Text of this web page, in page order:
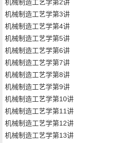
机械制造工艺学第2讲
机械制造工艺学第3讲
机械制造工艺学第4讲
机械制造工艺学第5讲
机械制造工艺学第6讲
机械制造工艺学第7讲
机械制造工艺学第8讲
机械制造工艺学第9讲
机械制造工艺学第10讲
机械制造工艺学第11讲
机械制造工艺学第12讲
机械制造工艺学第13讲